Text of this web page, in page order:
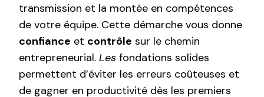
transmission et la montée en compétences
de votre équipe. Cette démarche vous donne
confiance et contrôle sur le chemin
entrepreneurial. Les fondations solides
permettent d’éviter les erreurs coûteuses et
de gagner en productivité dès les premiers